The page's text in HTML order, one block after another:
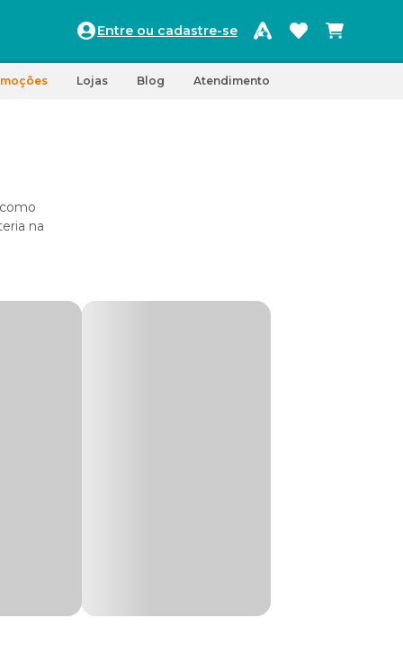
Entre ou cadastre-se
Lojas Blog Atendimento
na
o